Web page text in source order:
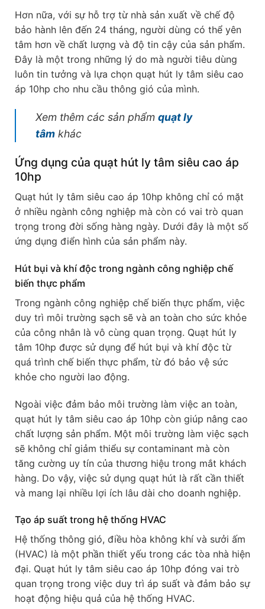
Hơn nữa, với sự hỗ trợ từ nhà sản xuất về chế độ
bảo hành lên đến 24 tháng, người dùng có thể yên
tâm hơn về chất lượng và độ tin cậy của sản phẩm.
Đây là một trong những lý do mà người tiêu dùng
luôn tin tưởng và lựa chọn quạt hút ly tâm siêu cao
áp 10hp cho nhu cầu thông gió của mình.
Xem thêm các sản phẩm quạt ly
tâm khác
Ứng dụng của quạt hút ly tâm siêu cao áp
10hp
Quạt hút ly tâm siêu cao áp 10hp không chỉ có mặt
ở nhiều ngành công nghiệp mà còn có vai trò quan
trọng trong đời sống hàng ngày. Dưới đây là một số
ứng dụng điển hình của sản phẩm này.
Hút bụi và khí độc trong ngành công nghiệp chế
biến thực phẩm
Trong ngành công nghiệp chế biến thực phẩm, việc
duy trì môi trường sạch sẽ và an toàn cho sức khỏe
của công nhân là vô cùng quan trọng. Quạt hút ly
tâm 10hp được sử dụng để hút bụi và khí độc từ
quá trình chế biến thực phẩm, từ đó bảo vệ sức
khỏe cho người lao động.
Ngoài việc đảm bảo môi trường làm việc an toàn,
quạt hút ly tâm siêu cao áp 10hp còn giúp nâng cao
chất lượng sản phẩm. Một môi trường làm việc sạch
sẽ không chỉ giảm thiểu sự contaminant mà còn
tăng cường uy tín của thương hiệu trong mắt khách
hàng. Do vậy, việc sử dụng quạt hút là rất cần thiết
và mang lại nhiều lợi ích lâu dài cho doanh nghiệp.
Tạo áp suất trong hệ thống HVAC
Hệ thống thông gió, điều hòa không khí và sưởi ấm
(HVAC) là một phần thiết yếu trong các tòa nhà hiện
đại. Quạt hút ly tâm siêu cao áp 10hp đóng vai trò
quan trọng trong việc duy trì áp suất và đảm bảo sự
hoạt động hiệu quả của hệ thống HVAC.